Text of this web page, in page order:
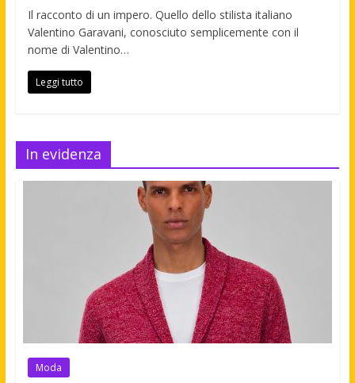
Il racconto di un impero. Quello dello stilista italiano
Valentino Garavani, conosciuto semplicemente con il
nome di Valentino…
Leggi tutto
In evidenza
Moda